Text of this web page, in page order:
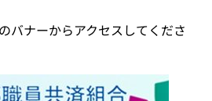
バナーからアクセスしてくださ